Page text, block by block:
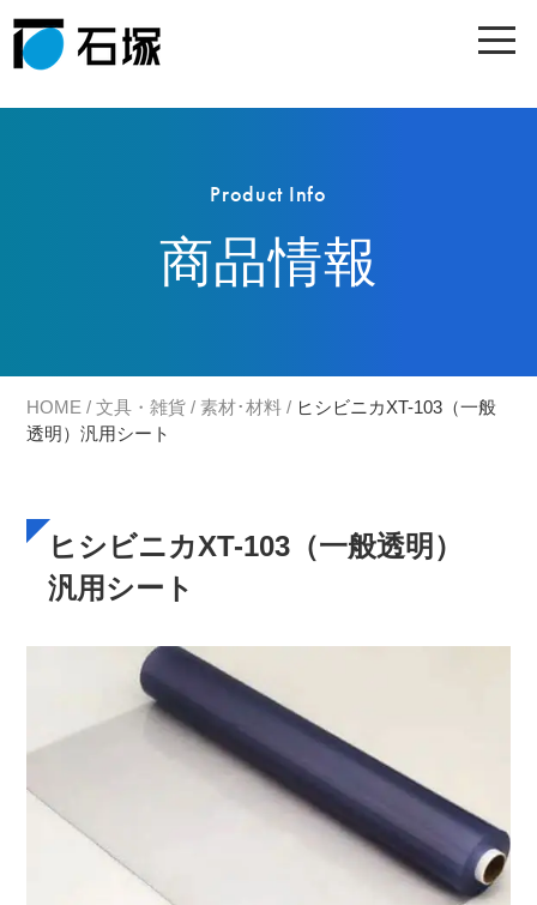
Product Info
商品情報
HOME /文具・雑貨 / 素材･材料 / ヒシビニカXT-103（一般
透明）汎用シート
ヒシビニカXT-103（一般透明）
汎用シート